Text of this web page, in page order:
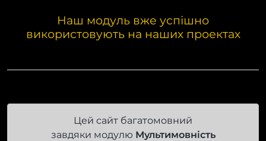
Наш модуль вже успішно
використовують на наших проектах
Цей сайт багатомовний
завдяки модулю Мультимовність